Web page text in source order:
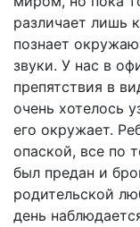
различает лишь
познает
звуки. У нас в
препятствия в
очень хотелось
его окружает.
опаской, все по
был предан и
родительской
день